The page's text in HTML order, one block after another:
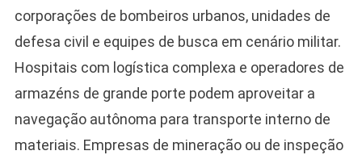
corporações de bombeiros urbanos, unidades de
defesa civil e equipes de busca em cenário militar.
Hospitais com logística complexa e operadores de
armazéns de grande porte podem aproveitar a
navegação autônoma para transporte interno de
materiais. Empresas de mineração ou de inspeção